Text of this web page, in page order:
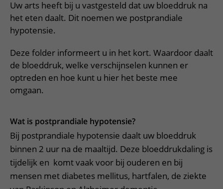
Onderzoeken en diagnostiek
Het Wilhelmina Kinderziekenhuis
Bloedprikken
Wachttijden
Wijzigen patiëntgegevens
Mijn UMC Utrecht patiëntportaal
Faciliteiten en voorzieningen
Bezoekregels
Route naar het ziekenhuis
Parkeren
Wegwijs in het ziekenhuis
Contact met polikliniek
Contact met verpleegafdeling
Teleconsult aanvragen
Diagnostiek aanvragen
Zorgverlenersportaal
Over UMC Utrecht
Onderwijs
Werken bij het UMC Utrecht
Uw arts heeft bij u vastgesteld dat uw bloeddruk na
het eten daalt. Dit noemen we postprandiale
hypotensie.
Deze folder informeert u in het kort. Waardoor daalt
de bloeddruk, welke verschijnselen kunnen er
optreden en hoe kunt u hier het beste mee
omgaan.
Wat is postprandiale hypotensie?
Bij postprandiale hypotensie daalt uw bloeddruk
binnen 2 uur na de maaltijd. Deze bloeddrukdaling is
tijdelijk en komt vaak voor bij ouderen en bij
mensen met diabetes mellitus, hartfalen, de ziekte